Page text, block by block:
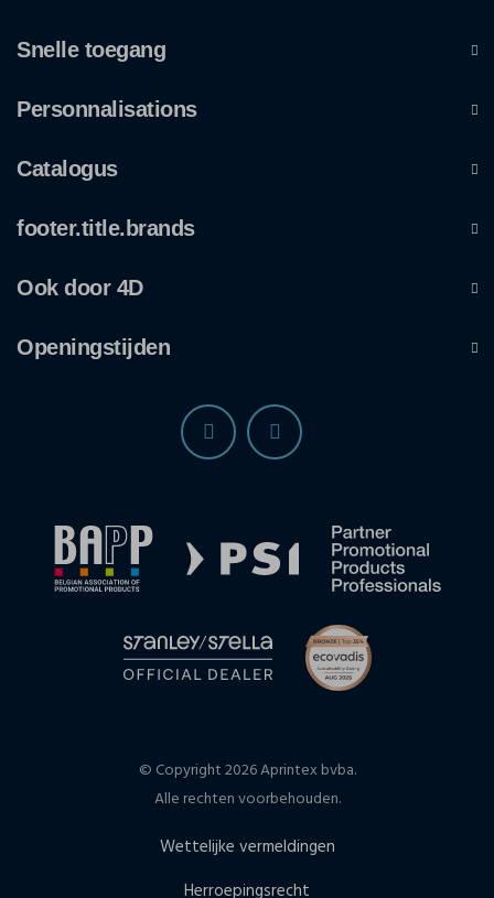
Snelle toegang
Personnalisations
Catalogus
footer.title.brands
Ook door 4D
Openingstijden
© Copyright 2026 Aprintex bvba.
Alle rechten voorbehouden.
Wettelijke vermeldingen
Herroepingsrecht